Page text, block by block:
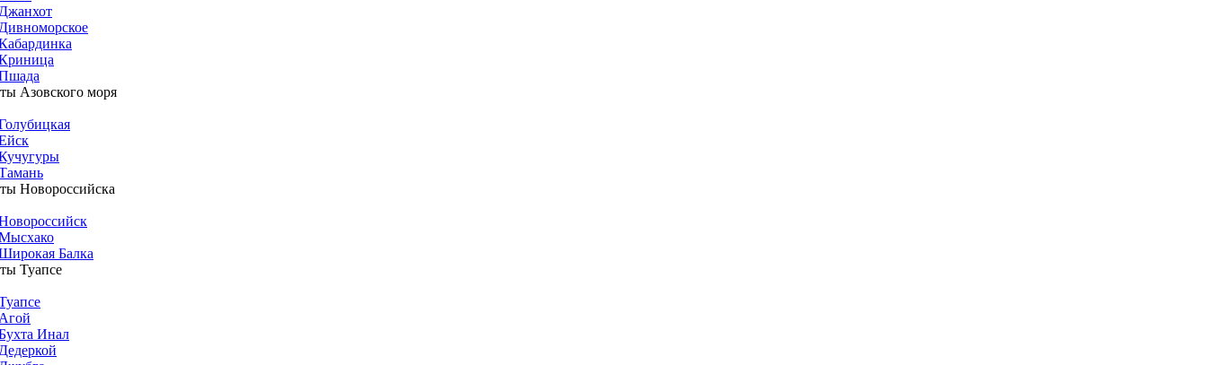
Азовского моря
Новороссийска
Балка
Туапсе
Инал